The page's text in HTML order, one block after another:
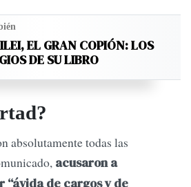
EL GRAN COPIÓN: LOS
DE SU LIBRO
absolutamente todas las
acusaron a